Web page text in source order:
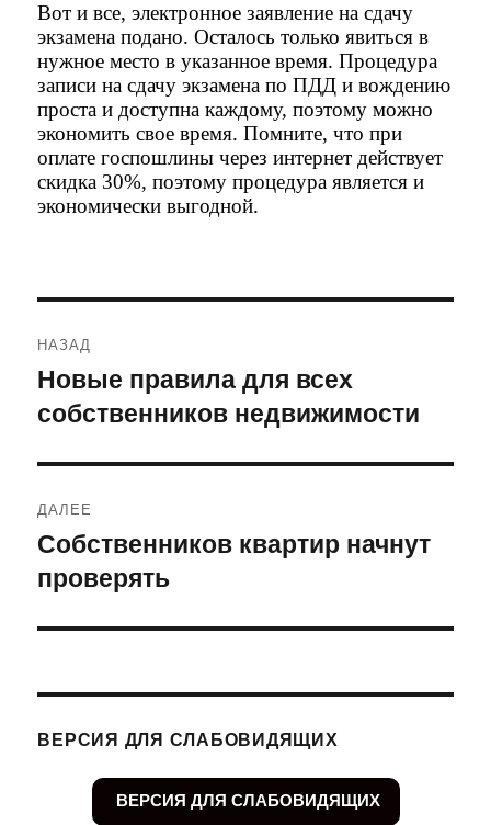
Вот и все, электронное заявление на сдачу
экзамена подано. Осталось только явиться в
нужное место в указанное время. Процедура
записи на сдачу экзамена по ПДД и вождению
проста и доступна каждому, поэтому можно
экономить свое время. Помните, что при
оплате госпошлины через интернет действует
скидка 30%, поэтому процедура является и
экономически выгодной.
по
записям
НАЗАД
Предыдущая
запись:
Новые правила для всех
собственников недвижимости
ДАЛЕЕ
Следующая
запись:
Собственников квартир начнут
проверять
ВЕРСИЯ ДЛЯ СЛАБОВИДЯЩИХ
ВЕРСИЯ ДЛЯ СЛАБОВИДЯЩИХ